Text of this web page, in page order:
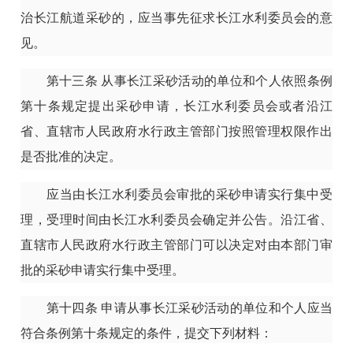
治长江航道采砂的，应当事先征求长江水利委员会的意
见。
第十三条 从事长江采砂活动的单位和个人依照条例
第十条规定提出采砂申请，长江水利委员会或者沿江
省、直辖市人民政府水行政主管部门按照管理权限作出
是否批准的决定。
应当由长江水利委员会审批的采砂申请实行集中受
理，受理时间由长江水利委员会确定并公告。沿江省、
直辖市人民政府水行政主管部门可以决定对由本部门审
批的采砂申请实行集中受理。
第十四条 申请从事长江采砂活动的单位和个人应当
符合条例第十条规定的条件，提交下列材料：